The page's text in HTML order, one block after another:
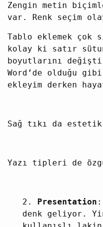
Zengin metin
var. Renk seçim
Tablo eklemek çok
kolay ki satır
boyutlarını
Word’de olduğu
ekleyim derken
Sağ tıkı da
Yazı tipleri de
2. Presentation :
denk geliyor.